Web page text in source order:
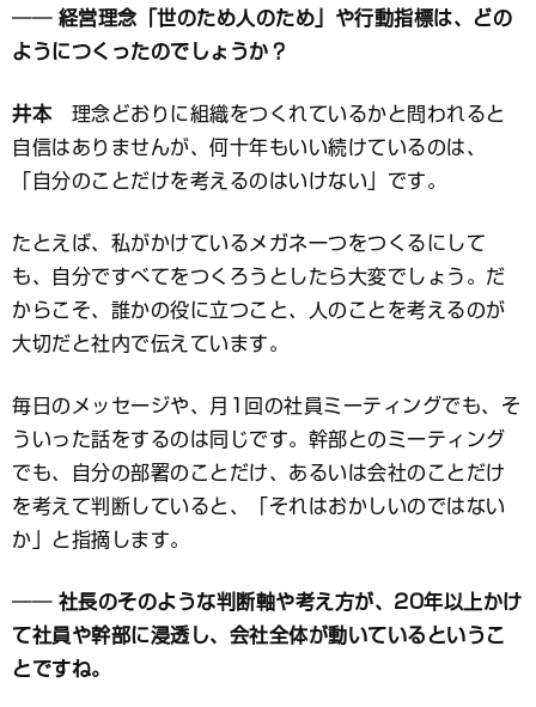
── 経営理念「世のため人のため」や行動指標は、どの
ようにつくったのでしょうか？
井本理念どおりに組織をつくれているかと問われると
自信はありませんが、何十年もいい続けているのは、
「自分のことだけを考えるのはいけない」です。
たとえば、私がかけているメガネ一つをつくるにして
も、自分ですべてをつくろうとしたら大変でしょう。だ
からこそ、誰かの役に立つこと、人のことを考えるのが
大切だと社内で伝えています。
毎日のメッセージや、月1回の社員ミーティングでも、そ
ういった話をするのは同じです。幹部とのミーティング
でも、自分の部署のことだけ、あるいは会社のことだけ
を考えて判断していると、「それはおかしいのではない
か」と指摘します。
── 社長のそのような判断軸や考え方が、20年以上かけ
て社員や幹部に浸透し、会社全体が動いているというこ
とですね。